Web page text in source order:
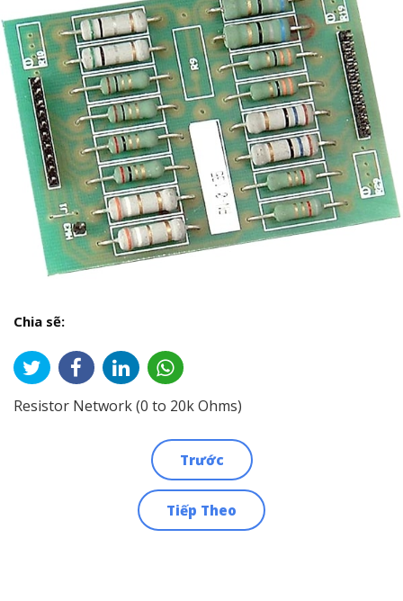
Chia sẽ:
Resistor Network (0 to 20k Ohms)
Trước
Tiếp Theo